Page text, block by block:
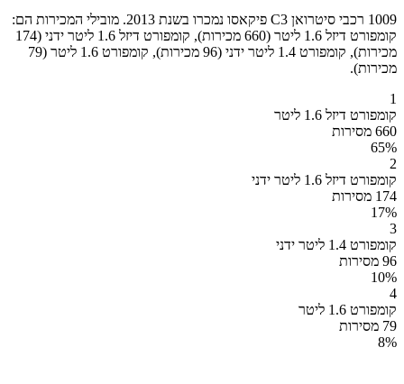
1009 רכבי סיטרואן C3 פיקאסו נמכרו בשנת 2013. מובילי המכירות הם:
קומפורט דיזל 1.6 ליטר (660 מכירות), קומפורט דיזל 1.6 ליטר ידני (174
מכירות), קומפורט 1.4 ליטר ידני (96 מכירות), קומפורט 1.6 ליטר (79
מכירות).
1
קומפורט דיזל 1.6 ליטר
660 מסירות
65%
2
קומפורט דיזל 1.6 ליטר ידני
174 מסירות
17%
3
קומפורט 1.4 ליטר ידני
96 מסירות
10%
4
קומפורט 1.6 ליטר
79 מסירות
8%